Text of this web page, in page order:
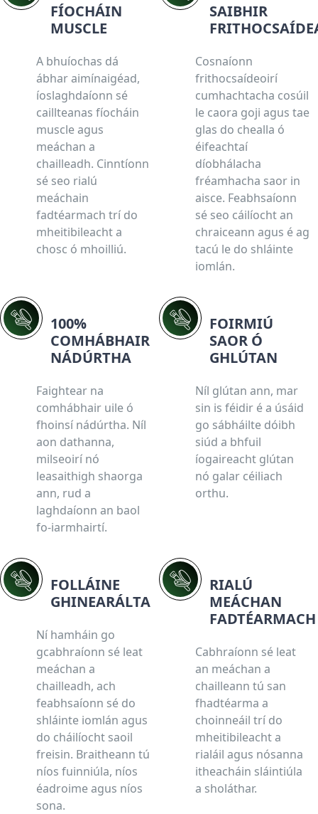
FÍOCHÁIN
MUSCLE
A bhuíochas dá
ábhar aimínaigéad,
íoslaghdaíonn sé
caillteanas fíocháin
muscle agus
meáchan a
chailleadh. Cinntíonn
sé seo rialú
meáchain
fadtéarmach trí do
mheitibileacht a
chosc ó mhoilliú.
SAIBHIR
Cosnaíonn
frithocsaídeoirí
cumhachtacha cosúil
le caora goji agus tae
glas do chealla ó
éifeachtaí
díobhálacha
fréamhacha saor in
aisce. Feabhsaíonn
sé seo cáilíocht an
chraiceann agus é ag
tacú le do shláinte
iomlán.
100%
COMHÁBHAIR
NÁDÚRTHA
Faightear na
comhábhair uile ó
fhoinsí nádúrtha. Níl
aon dathanna,
milseoirí nó
leasaithigh shaorga
ann, rud a
laghdaíonn an baol
fo-iarmhairtí.
FOIRMIÚ
SAOR Ó
GHLÚTAN
Níl glútan ann, mar
sin is féidir é a úsáid
go sábháilte dóibh
siúd a bhfuil
íogaireacht glútan
nó galar céiliach
orthu.
FOLLÁINE
GHINEARÁLTA
Ní hamháin go
gcabhraíonn sé leat
meáchan a
chailleadh, ach
feabhsaíonn sé do
shláinte iomlán agus
do cháilíocht saoil
freisin. Braitheann tú
níos fuinniúla, níos
éadroime agus níos
sona.
RIALÚ
MEÁCHAN
FADTÉARMACH
Cabhraíonn sé leat
an meáchan a
chailleann tú san
fhadtéarma a
choinneáil trí do
mheitibileacht a
rialáil agus nósanna
itheacháin sláintiúla
a sholáthar.